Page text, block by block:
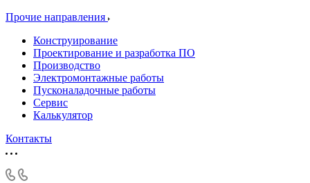
Прочие направления
Конструирование
Проектирование и разработка ПО
Производство
Электромонтажные работы
Пусконаладочные работы
Сервис
Калькулятор
Контакты